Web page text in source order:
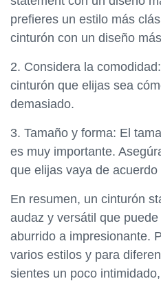
prefieres un estilo más
cinturón con un diseño
2. Considera la
cinturón que elijas sea
demasiado.
3. Tamaño y forma: El
es muy importante.
que elijas vaya de acuerdo
En resumen, un cinturón
audaz y versátil que
aburrido a impresionante.
varios estilos y para
sientes un poco